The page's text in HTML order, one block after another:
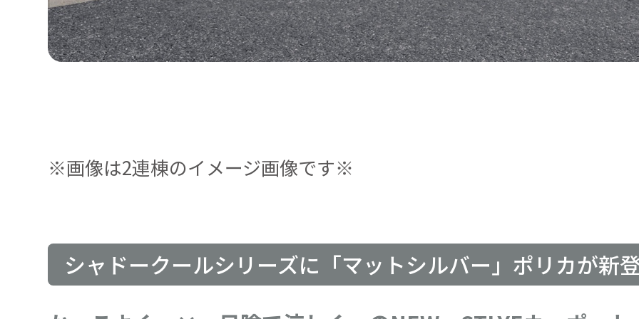
※画像は2連棟のイメージ画像です※
シャドークールシリーズに「マットシルバー」ポリカが新